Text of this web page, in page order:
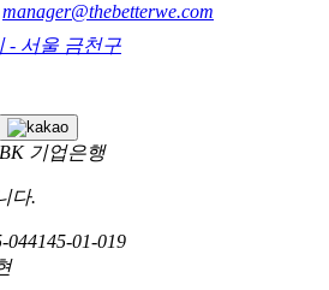
manager@thebetterwe.com
- 서울 금천구
다.
044145-01-019